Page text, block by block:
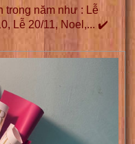
trong năm như : Lễ
Lễ 20/11, Noel,... ✔️